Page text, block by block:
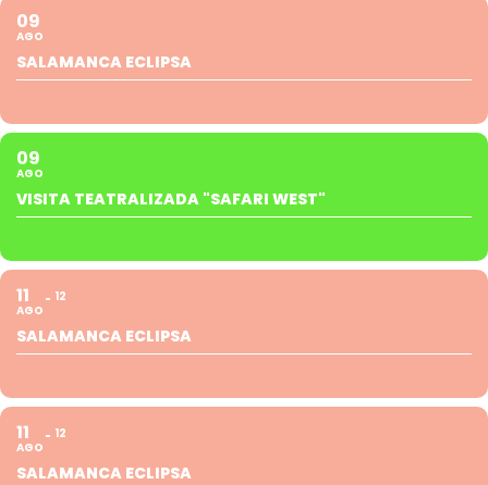
09
AGO
SALAMANCA ECLIPSA
09
AGO
VISITA TEATRALIZADA "SAFARI WEST"
11
AGO
12
SALAMANCA ECLIPSA
11
AGO
12
SALAMANCA ECLIPSA